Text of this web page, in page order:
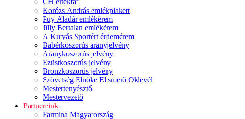
CH értéktár
Korózs András emlékplakett
Puy Aladár emlékérem
Jilly Bertalan emlékérem
A Kutyás Sportért érdemérem
Babérkoszorús aranyjelvény
Aranykoszorús jelvény
Ezüstkoszorús jelvény
Bronzkoszorús jelvény
Szövetség Elnöke Elismerő Oklevél
Mestertenyésztő
Mestervezető
Partnereink
Farmina Magyarország